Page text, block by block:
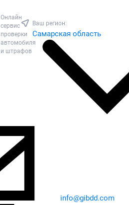
Онлайн
сервис
проверки
автомобиля
и штрафов
Ваш регион:
Самарская область
info@gibdd.com